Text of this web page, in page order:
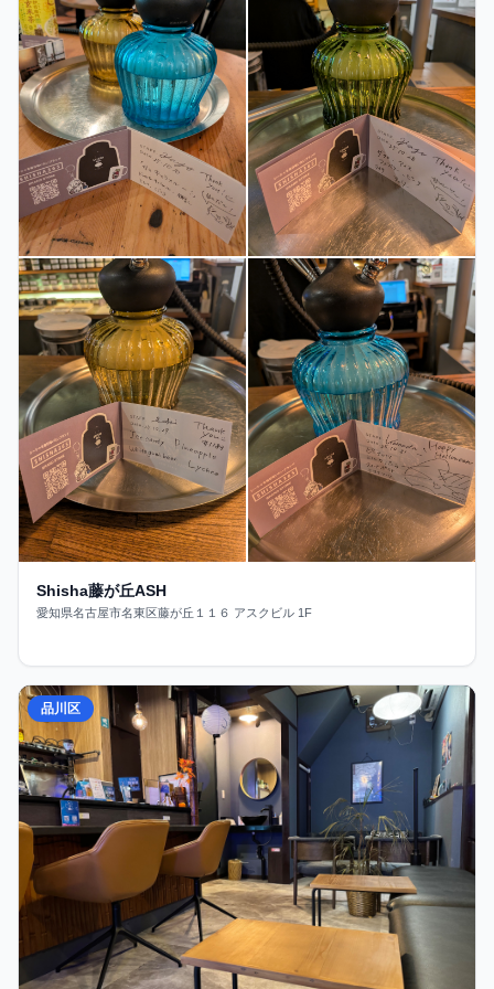
Shisha藤が丘ASH
愛知県名古屋市名東区藤が丘１１６ アスクビル 1F
品川区